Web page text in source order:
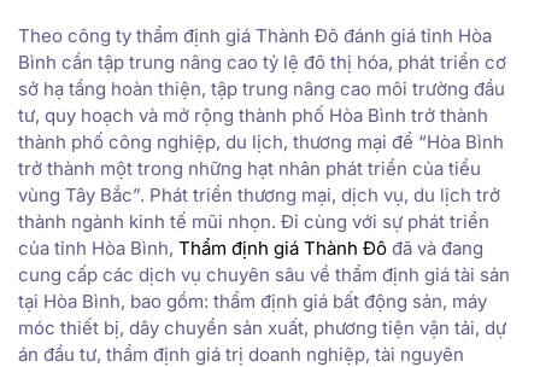
Theo công ty thẩm định giá Thành Đô đánh giá tỉnh Hòa
Bình cần tập trung nâng cao tỷ lệ đô thị hóa, phát triển cơ
sở hạ tầng hoàn thiện, tập trung nâng cao môi trường đầu
tư, quy hoạch và mở rộng thành phố Hòa Bình trở thành
thành phố công nghiệp, du lịch, thương mại để “Hòa Bình
trở thành một trong những hạt nhân phát triển của tiểu
vùng Tây Bắc”. Phát triển thương mại, dịch vụ, du lịch trở
thành ngành kinh tế mũi nhọn. Đi cùng với sự phát triển
của tỉnh Hòa Bình, Thẩm định giá Thành Đô đã và đang
cung cấp các dịch vụ chuyên sâu về thẩm định giá tài sản
tại Hòa Bình, bao gồm: thẩm định giá bất động sản, máy
móc thiết bị, dây chuyền sản xuất, phương tiện vận tải, dự
án đầu tư, thẩm định giá trị doanh nghiệp, tài nguyên